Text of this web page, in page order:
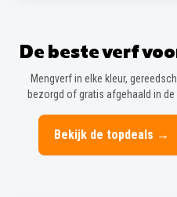
De beste verf
Mengverf in elke kleur,
bezorgd of gratis afgehaald in de
Bekijk de topdeals →